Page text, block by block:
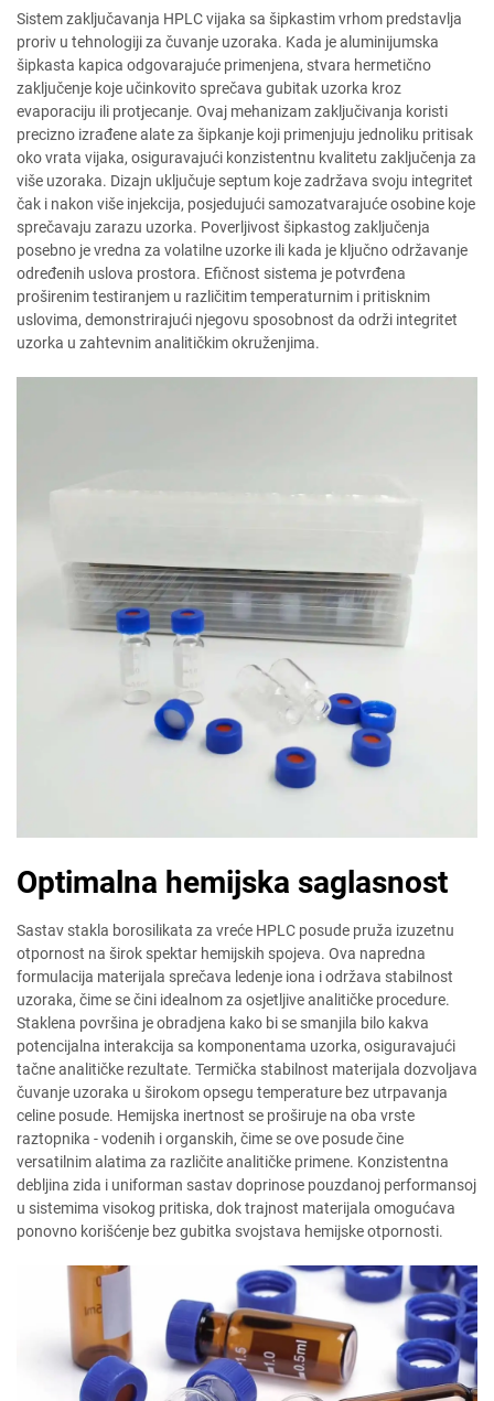
Sistem zaključavanja HPLC vijaka sa šipkastim vrhom predstavlja
proriv u tehnologiji za čuvanje uzoraka. Kada je aluminijumska
šipkasta kapica odgovarajuće primenjena, stvara hermetično
zaključenje koje učinkovito sprečava gubitak uzorka kroz
evaporaciju ili protjecanje. Ovaj mehanizam zaključivanja koristi
precizno izrađene alate za šipkanje koji primenjuju jednoliku pritisak
oko vrata vijaka, osiguravajući konzistentnu kvalitetu zaključenja za
više uzoraka. Dizajn uključuje septum koje zadržava svoju integritet
čak i nakon više injekcija, posjedujući samozatvarajuće osobine koje
sprečavaju zarazu uzorka. Poverljivost šipkastog zaključenja
posebno je vredna za volatilne uzorke ili kada je ključno održavanje
određenih uslova prostora. Efičnost sistema je potvrđena
proširenim testiranjem u različitim temperaturnim i pritisknim
uslovima, demonstrirajući njegovu sposobnost da održi integritet
uzorka u zahtevnim analitičkim okruženjima.
Optimalna hemijska saglasnost
Sastav stakla borosilikata za vreće HPLC posude pruža izuzetnu
otpornost na širok spektar hemijskih spojeva. Ova napredna
formulacija materijala sprečava ledenje iona i održava stabilnost
uzoraka, čime se čini idealnom za osjetljive analitičke procedure.
Staklena površina je obradjena kako bi se smanjila bilo kakva
potencijalna interakcija sa komponentama uzorka, osiguravajući
tačne analitičke rezultate. Termička stabilnost materijala dozvoljava
čuvanje uzoraka u širokom opsegu temperature bez utrpavanja
celine posude. Hemijska inertnost se proširuje na oba vrste
raztopnika - vodenih i organskih, čime se ove posude čine
versatilnim alatima za različite analitičke primene. Konzistentna
debljina zida i uniforman sastav doprinose pouzdanoj performansoj
u sistemima visokog pritiska, dok trajnost materijala omogućava
ponovno korišćenje bez gubitka svojstava hemijske otpornosti.